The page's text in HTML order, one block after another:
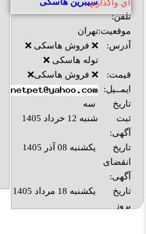
تلفن:
موقعیت:تهران
آدرس:
❌ فروش هاسکی ❌
توله هاسکی ❌
قیمت:
❌ فروش هاسکی❌
ایمــیل:
تاریخ
ثبت
آگهی:
سه
شنبه 12 خرداد 1405
تاریخ
انقضای
آگهی:
یکشنبه 08 آذر 1405
تاريخ
بروز
یکشنبه 18 مرداد 1405